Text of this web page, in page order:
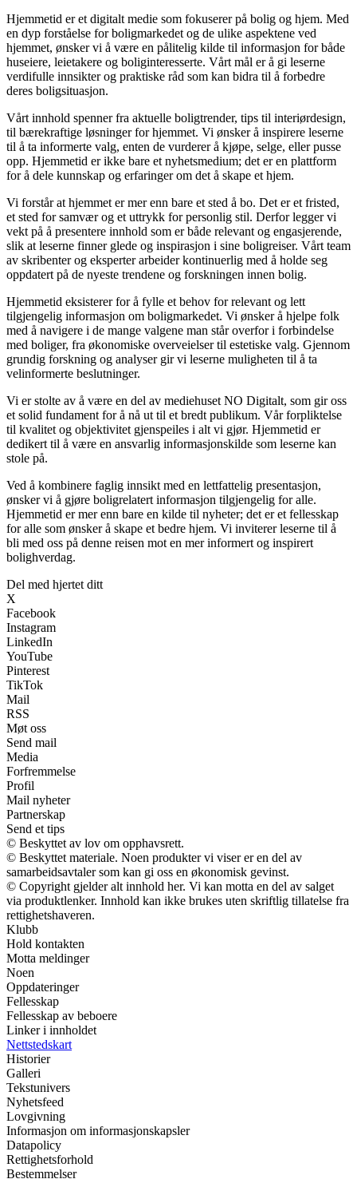
Hjemmetid er et digitalt medie som fokuserer på bolig og hjem. Med
en dyp forståelse for boligmarkedet og de ulike aspektene ved
hjemmet, ønsker vi å være en pålitelig kilde til informasjon for både
huseiere, leietakere og boliginteresserte. Vårt mål er å gi leserne
verdifulle innsikter og praktiske råd som kan bidra til å forbedre
deres boligsituasjon.
Vårt innhold spenner fra aktuelle boligtrender, tips til interiørdesign,
til bærekraftige løsninger for hjemmet. Vi ønsker å inspirere leserne
til å ta informerte valg, enten de vurderer å kjøpe, selge, eller pusse
opp. Hjemmetid er ikke bare et nyhetsmedium; det er en plattform
for å dele kunnskap og erfaringer om det å skape et hjem.
Vi forstår at hjemmet er mer enn bare et sted å bo. Det er et fristed,
et sted for samvær og et uttrykk for personlig stil. Derfor legger vi
vekt på å presentere innhold som er både relevant og engasjerende,
slik at leserne finner glede og inspirasjon i sine boligreiser. Vårt team
av skribenter og eksperter arbeider kontinuerlig med å holde seg
oppdatert på de nyeste trendene og forskningen innen bolig.
Hjemmetid eksisterer for å fylle et behov for relevant og lett
tilgjengelig informasjon om boligmarkedet. Vi ønsker å hjelpe folk
med å navigere i de mange valgene man står overfor i forbindelse
med boliger, fra økonomiske overveielser til estetiske valg. Gjennom
grundig forskning og analyser gir vi leserne muligheten til å ta
velinformerte beslutninger.
Vi er stolte av å være en del av mediehuset NO Digitalt, som gir oss
et solid fundament for å nå ut til et bredt publikum. Vår forpliktelse
til kvalitet og objektivitet gjenspeiles i alt vi gjør. Hjemmetid er
dedikert til å være en ansvarlig informasjonskilde som leserne kan
stole på.
Ved å kombinere faglig innsikt med en lettfattelig presentasjon,
ønsker vi å gjøre boligrelatert informasjon tilgjengelig for alle.
Hjemmetid er mer enn bare en kilde til nyheter; det er et fellesskap
for alle som ønsker å skape et bedre hjem. Vi inviterer leserne til å
bli med oss på denne reisen mot en mer informert og inspirert
bolighverdag.
Del med hjertet ditt
X
Facebook
Instagram
LinkedIn
YouTube
Pinterest
TikTok
Mail
RSS
Møt oss
Send mail
Media
Forfremmelse
Profil
Mail nyheter
Partnerskap
Send et tips
© Beskyttet av lov om opphavsrett.
© Beskyttet materiale. Noen produkter vi viser er en del av
samarbeidsavtaler som kan gi oss en økonomisk gevinst.
© Copyright gjelder alt innhold her. Vi kan motta en del av salget
via produktlenker. Innhold kan ikke brukes uten skriftlig tillatelse fra
rettighetshaveren.
Klubb
Hold kontakten
Motta meldinger
Noen
Oppdateringer
Fellesskap
Fellesskap av beboere
Linker i innholdet
Nettstedskart
Historier
Galleri
Tekstunivers
Nyhetsfeed
Lovgivning
Informasjon om informasjonskapsler
Datapolicy
Rettighetsforhold
Bestemmelser